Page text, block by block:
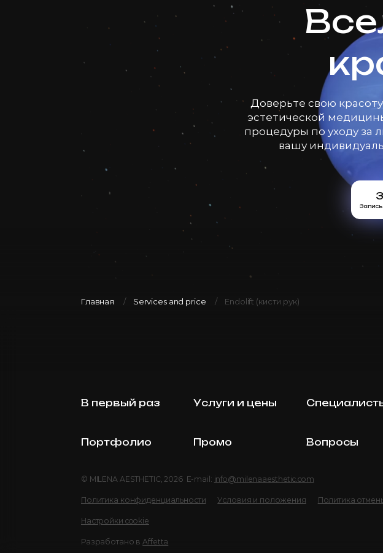
Доверьте свою
эстетической
процедуры по уходу за
вашу
Главная Services and price Endolift (кисти рук)
В первый раз Услуги и цены
Портфолио Промо Вопросы
© MILENA AESTHETIC, 2026 E-mail: info@milenaaesthetic.com
Политика конфиденциальности Условия и положения Политика
Настройки cookie
Разработано в Affetta